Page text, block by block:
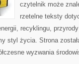
czytelnik może
rzetelne teksty
recyklingu,
styl życia. Strona
wyzwania